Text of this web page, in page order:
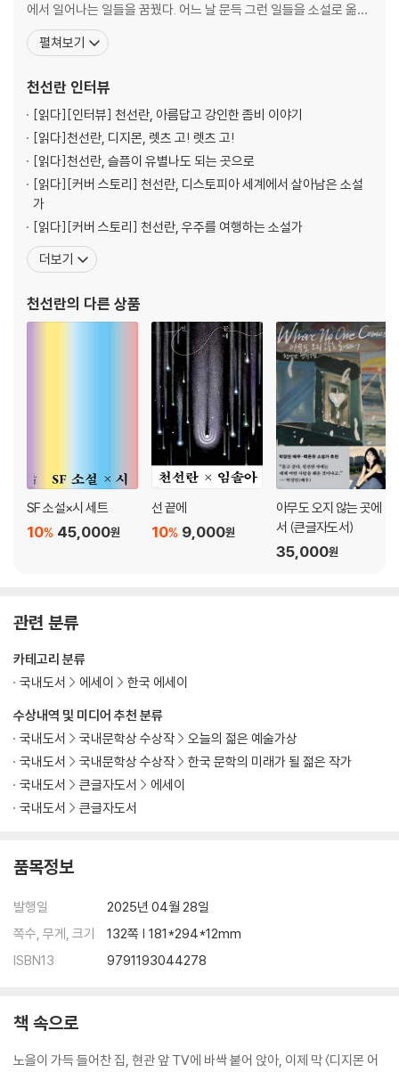
에서 일어나는 일들을 꿈꿨다. 어느 날 문득 그런 일들을 소설로 옮겨
놔야겠다고 생각했다. 대부분의 시간 늘 상상하고, 늘 무언가를 쓰고
있다. 2019년 장편소설 『무너진 다리』를 발표하며 작품활동을 시작
『밤에 찾아오는 구원자』 『나인』, 중편소설 『랑
펼쳐보기
천선란 인터뷰
[읽다][인터뷰] 천선란, 아름답고 강인한 좀비 이야기
[읽다]천선란, 디지몬, 렛츠 고! 렛츠 고!
[읽다]천선란, 슬픔이 유별나도 되는 곳으로
[읽다][커버 스토리] 천선란, 디스토피아 세계에서 살아남은 소설
가
[읽다][커버 스토리] 천선란, 우주를 여행하는 소설가
더보기
천선란의 다른 상품
SF 소설×시 세트
45,000원
10%
선 끝에
9,000원
10%
아무도 오지 않는 곳에
서 (큰글자도서)
35,000원
관련 분류
수상내역 및 미디어 추천 분류
국내도서
국내문학상 수상작
오늘의 젊은 예술가상
국내도서
국내문학상 수상작
한국 문학의 미래가 될 젊은 작가
국내도서
큰글자도서
에세이
국내도서
큰글자도서
카테고리 분류
국내도서
에세이 한국 에세이
품목정보
발행일
2025년 04월 28일
쪽수, 무게, 크기
132쪽 | 181*294*12mm
ISBN13
9791193044278
책 속으로
노을이 가득 들어찬 집, 현관 앞 TV에 바싹 붙어 앉아, 이제 막 〈디지몬 어